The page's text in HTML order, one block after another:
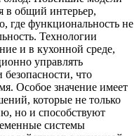
в общий интерьер,
где функциональность не
Технологии
и в кухонной среде,
управлять
что
Особое значение имеет
которые не только
но и способствуют
системы